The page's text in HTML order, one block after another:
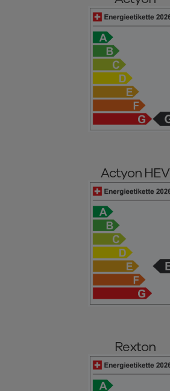
Actyon HEV
Rexton